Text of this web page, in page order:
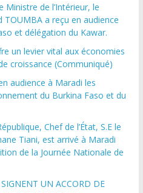
Ministre de l’Intérieur, le
a reçu en audience
et délégation du Kawar.
un levier vital aux économies
croissance (Communiqué)
audience à Maradi les
du Burkina Faso et du
Chef de l’État, S.E le
Tiani, est arrivé à Maradi
de la Journée Nationale de
UN ACCORD DE